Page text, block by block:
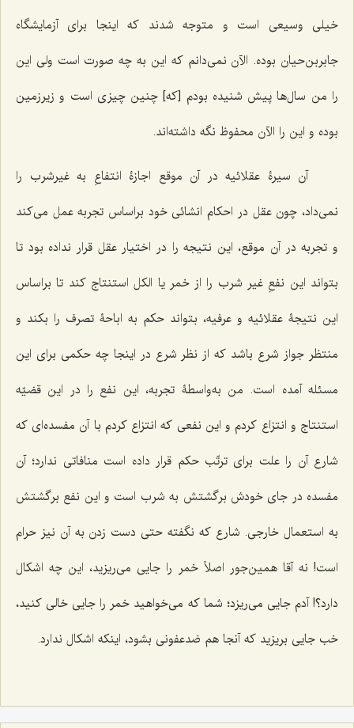
خیلی وسیعی است و متوجه شدند که اینجا برای آزمایشگاه
جابربن‌حیان بوده. الآن نمی‌دانم که این به چه صورت است ولی این
را من سال‌ها پیش شنیده بودم [که] چنین چیزی است و زیرزمین
بوده و این را الآن محفوظ نگه داشته‌اند.
آن سیرۀ عقلائیه در آن موقع اجازۀ انتفاعِ به غیرشرب را
نمی‌داد، چون عقل در احکام انشائی خود براساس تجربه عمل می‌کند
و تجربه در آن موقع، این نتیجه را در اختیار عقل قرار نداده بود تا
بتواند این نفعِ غیر شرب را از خمر یا الکل استنتاج کند تا براساس
این نتیجۀ عقلائیه و عرفیه، بتواند حکم به اباحۀ تصرف را بکند و
منتظر جواز شرع باشد که از نظر شرع در اینجا چه حکمی برای این
مسئله آمده است. من به‌واسطۀ تجربه، این نفع را در این قضیّه
استنتاج و انتزاع کردم و این نفعی که انتزاع کردم با آن مفسده‌ای که
شارع آن را علت برای ترتّب حکم قرار داده است منافاتی ندارد؛ آن
مفسده در جای خودش برگشتش به شرب است و این نفع برگشتش
به استعمال خارجی. شارع که نگفته حتی دست زدن به آن نیز حرام
است! نه آقا همین‌جور اصلاً خمر را جایی می‌ریزید، این چه اشکال
دارد؟! آدم جایی می‌ریزد؛ شما که می‌خواهید خمر را جایی خالی کنید،
خب جایی بریزید که آنجا هم ضدعفونی بشود، اینکه اشکال ندارد.